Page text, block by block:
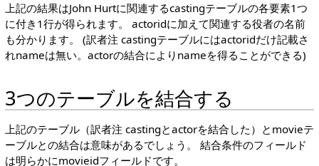
上記の結果はJohn Hurtに関連するcastingテーブルの各要素1つ
に付き1行が得られます。 actoridに加えて関連する役者の名前
も分かります。 (訳者注 castingテーブルにはactoridだけ記載さ
れnameは無い。actorの結合によりnameを得ることができる)
3つのテーブルを結合する
上記のテーブル（訳者注 castingとactorを結合した）とmovieテ
ーブルとの結合は意味があるでしょう。 結合条件のフィールド
は明らかにmovieidフィールドです。